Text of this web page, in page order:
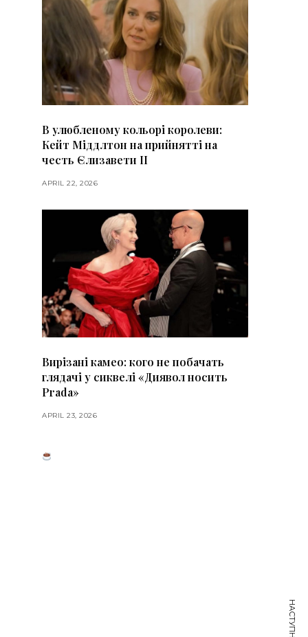
В улюбленому кольорі королеви:
Кейт Міддлтон на прийнятті на
честь Єлизавети II
APRIL 22, 2026
Вирізані камео: кого не побачать
глядачі у сиквелі «Диявол носить
Prada»
APRIL 23, 2026